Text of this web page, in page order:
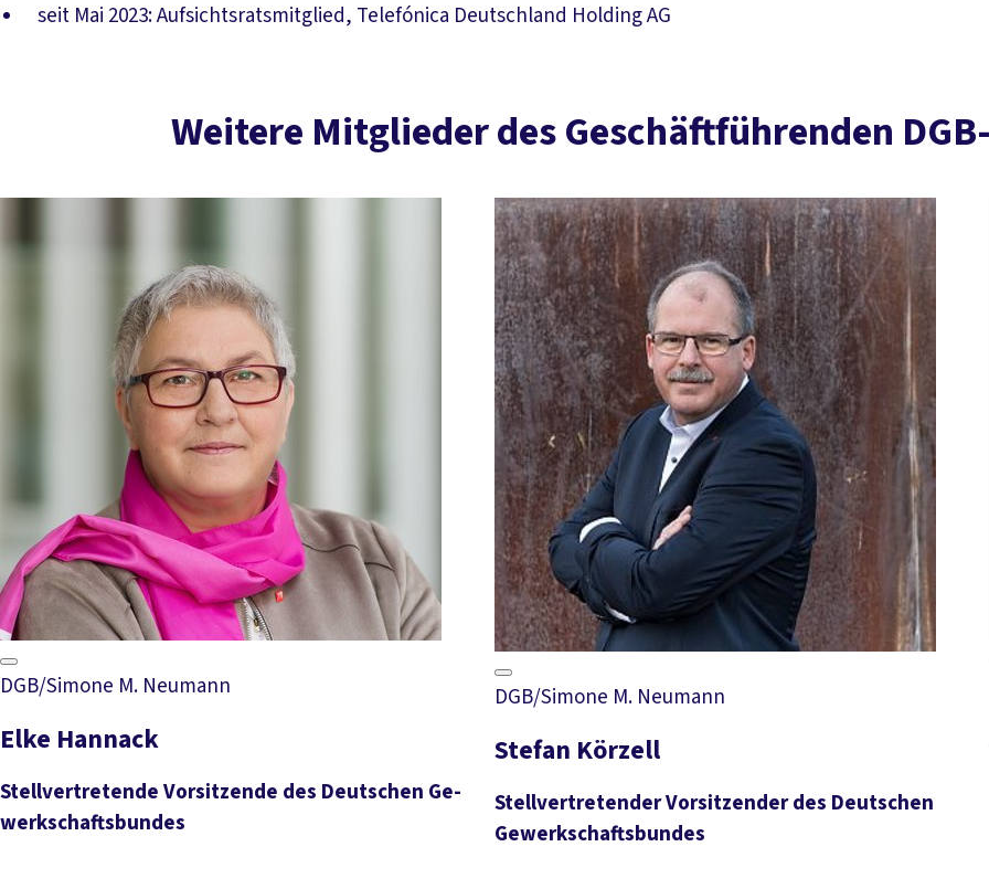
seit Mai 2023: Aufsichtsratsmitglied, Telefónica Deutschland Holding AG
Weitere Mitglieder des Geschäftführenden
DGB/Simone M. Neumann
Elke Hannack
Stell­ver­tre­ten­de Vor­sit­zen­de des Deut­schen Ge­
werk­schafts­bun­des
DGB/Simone M. Neumann
Stefan Körzell
Stellvertretender Vorsitzender des Deutschen
Gewerkschaftsbundes